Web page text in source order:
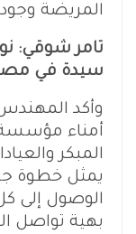
المريضة
تامر شوقي:
سيدة في
وأكد
أمناء
المبكر
يمثل خطوة
الوصول إلى
بهية تواصل